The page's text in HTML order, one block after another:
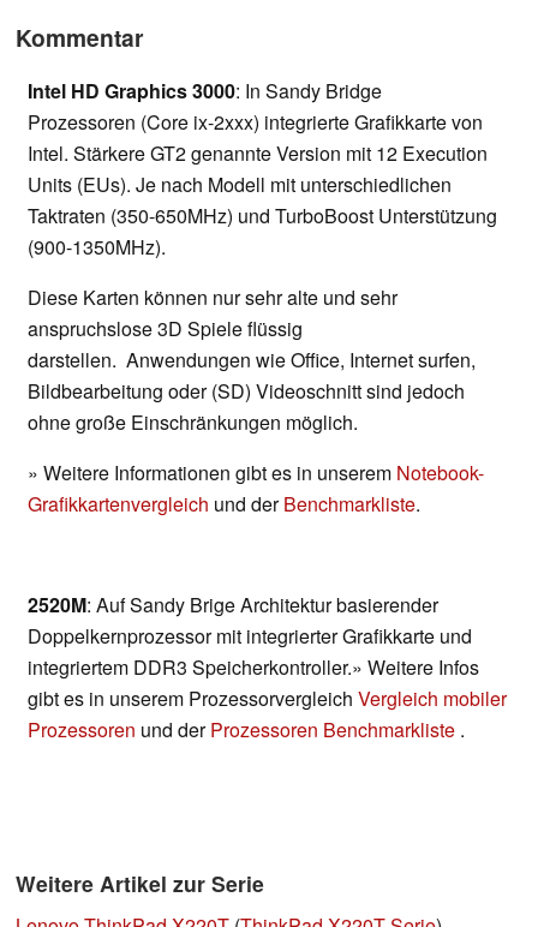
Kommentar
Intel HD Graphics 3000: In Sandy Bridge
Prozessoren (Core ix-2xxx) integrierte Grafikkarte von
Intel. Stärkere GT2 genannte Version mit 12 Execution
Units (EUs). Je nach Modell mit unterschiedlichen
Taktraten (350-650MHz) und TurboBoost Unterstützung
(900-1350MHz).
Diese Karten können nur sehr alte und sehr
anspruchslose 3D Spiele flüssig
darstellen. Anwendungen wie Office, Internet surfen,
Bildbearbeitung oder (SD) Videoschnitt sind jedoch
ohne große Einschränkungen möglich.
» Weitere Informationen gibt es in unserem Notebook-
Grafikkartenvergleich und derBenchmarkliste.
2520M: Auf Sandy Brige Architektur basierender
Doppelkernprozessor mit integrierter Grafikkarte und
integriertem DDR3 Speicherkontroller.» Weitere Infos
gibt es in unserem Prozessorvergleich Vergleich mobiler
Prozessoren und derProzessoren Benchmarkliste .
Weitere Artikel zur Serie